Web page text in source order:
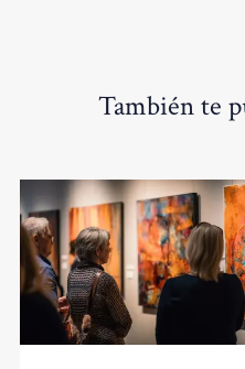
También te